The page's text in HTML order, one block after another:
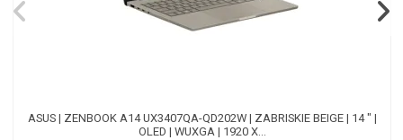
ASUS | ZENBOOK A14 UX3407QA-QD202W | ZABRISKIE BEIGE | 14 " |
OLED | WUXGA | 1920 X...